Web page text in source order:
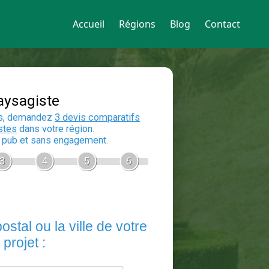
Accueil Régions Blog Contact
Devis Paysagiste
En 5 minutes, demandez
auxpaysagistesdans votre région.
Gratuit, sans pub et sans engagement.